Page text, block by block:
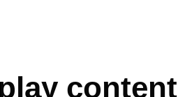
con­tent